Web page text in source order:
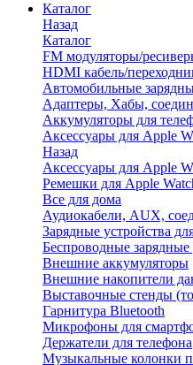
Каталог
Назад
Каталог
FM модуляторы/
HDMI кабель/
Автомобильные
Адаптеры, Хабы,
Аккумуляторы для
Аксессуары для Apple
Назад
Аксессуары для Apple
Ремешки для Apple
Все для дома
Аудиокабели, AUX,
Зарядные устройства
Беспроводные зарядные
Внешние аккумуляторы
Внешние накопители
Выставочные стенды
Гарнитура Bluetooth
Микрофоны для
Держатели для телефона
Музыкальные колонки